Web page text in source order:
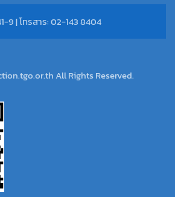
9 | โทรสาร: 02-143 8404
All Rights Reserved.